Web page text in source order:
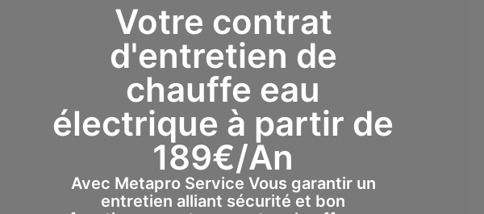
Votre contrat
d'entretien de
chauffe eau
électrique à partir de
189€/An
Avec Metapro Service Vous garantir un
entretien alliant sécurité et bon